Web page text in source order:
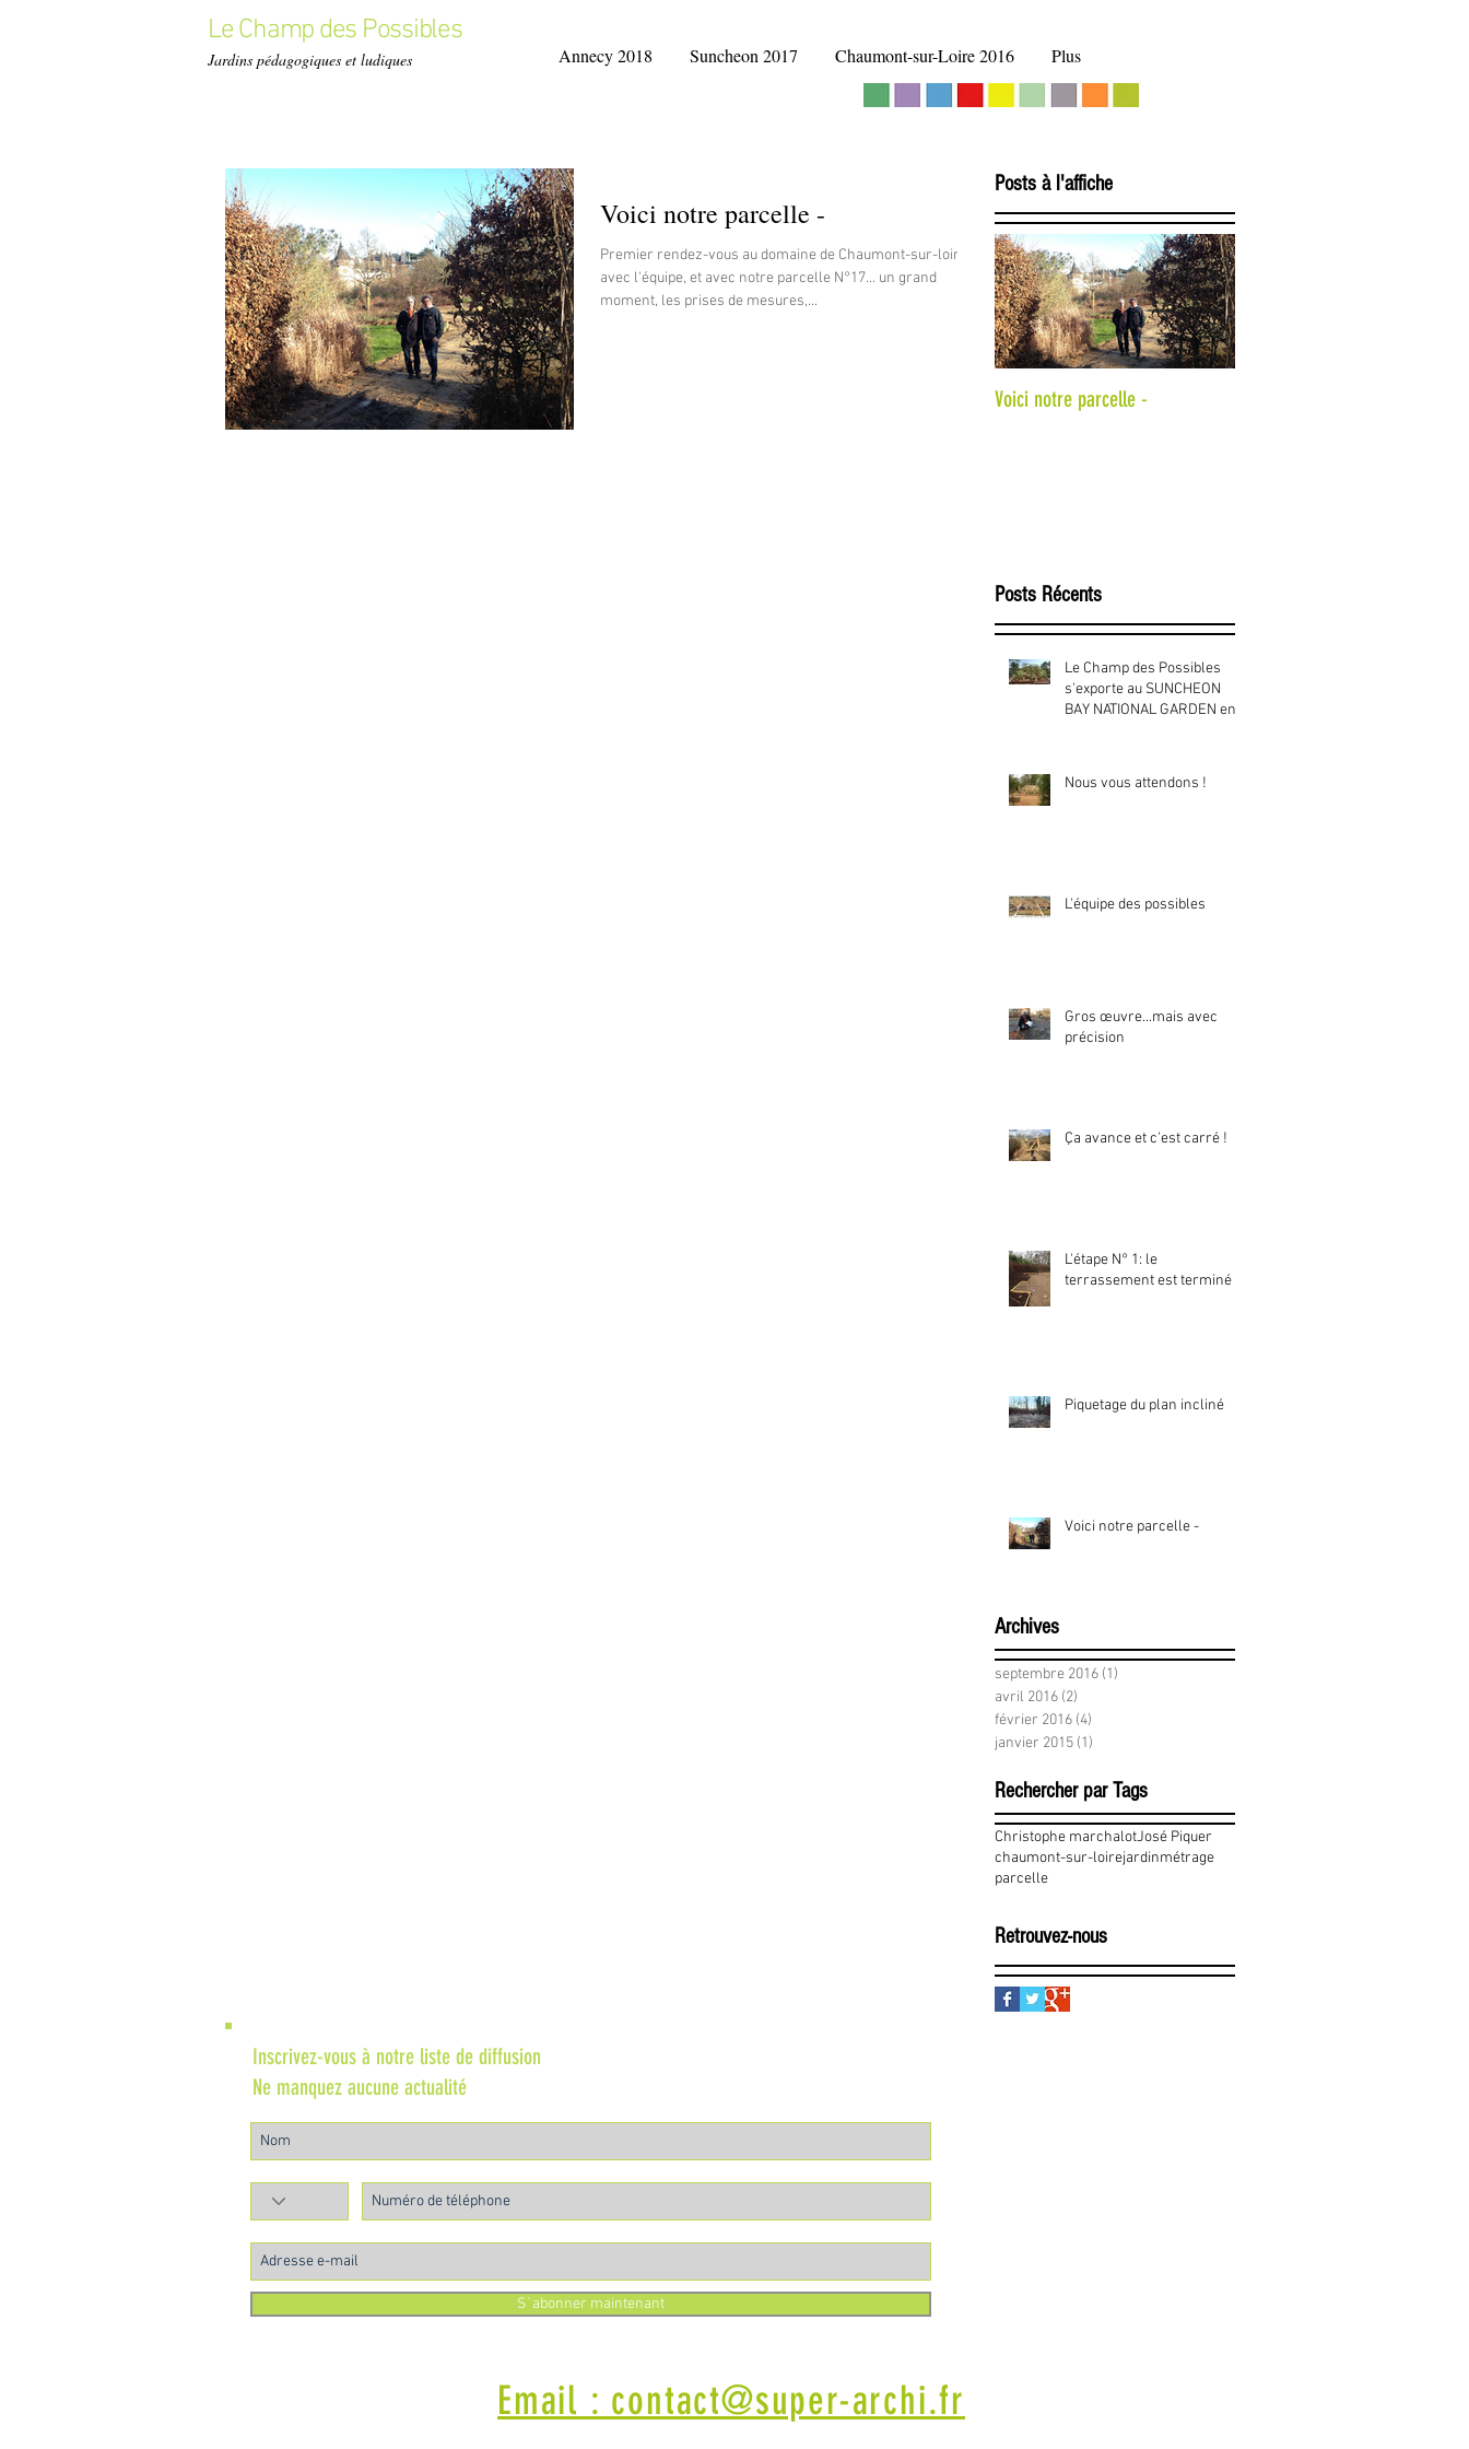
Le Champ des Possibles
Jardins pédagogiques et ludiques Annecy 2018 Suncheon 2017 Chaumont-sur-Loire 2016 Plus
Voici notre parcelle -
Premier rendez-vous au domaine de Chaumont-sur-loire
avec l'équipe, et avec notre parcelle N°17... un grand
moment, les prises de mesures,...
Posts à l'affiche
Voici notre parcelle -
Posts Récents
Le Champ des Possibles
s'exporte au SUNCHEON
BAY NATIONAL GARDEN en
Nous vous attendons !
L'équipe des possibles
Gros œuvre...mais avec
précision
Ça avance et c'est carré !
L'étape N° 1: le
terrassement est terminé
Piquetage du plan incliné
Voici notre parcelle -
Archives
septembre 2016 (1)
avril 2016 (2)
février 2016 (4)
janvier 2015 (1)
Rechercher par Tags
Christophe marchalotJosé Piquer
chaumont-sur-loirejardinmétrage
parcelle
Retrouvez-nous
Inscrivez-vous à notre liste de diffusion
Ne manquez aucune actualité
S`abonner maintenant
Email : contact@super-archi.fr